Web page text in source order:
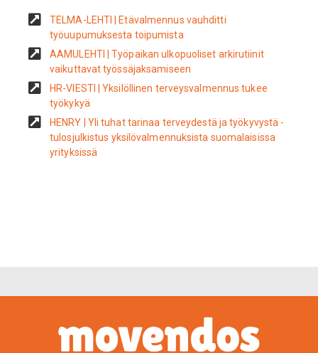
TELMA-LEHTI | Etävalmennus vauhditti
työuupumuksesta toipumista
AAMULEHTI | Työpaikan ulkopuoliset arkirutiinit
vaikuttavat työssäjaksamiseen
HR-VIESTI | Yksilöllinen terveysvalmennus tukee
työkykyä
HENRY | Yli tuhat tarinaa terveydestä ja työkyvystä -
tulosjulkistus yksilövalmennuksista suomalaisissa
yrityksissä